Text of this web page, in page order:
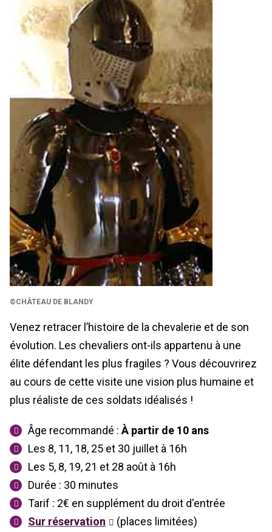
©CHÂTEAU DE BLANDY
Venez retracer l’histoire de la chevalerie et de son
évolution. Les chevaliers ont-ils appartenu à une
élite défendant les plus fragiles ? Vous découvrirez
au cours de cette visite une vision plus humaine et
plus réaliste de ces soldats idéalisés !
Âge recommandé :À partir de 10 ans
Les 8, 11, 18, 25 et 30 juillet à 16h
Les 5, 8, 19, 21 et 28 août à 16h
Durée : 30 minutes
Tarif : 2€ en supplément du droit d'entrée
Sur réservation
(places limitées)